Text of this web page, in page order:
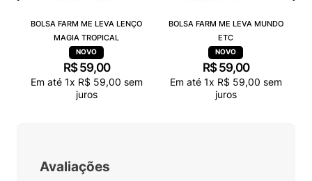
BOLSA FARM ME LEVA LENÇO
MAGIA TROPICAL
R$ 59,00
Em até 1x R$ 59,00 sem
juros
BOLSA FARM ME LEVA MUNDO
ETC
R$ 59,00
Em até 1x R$ 59,00 sem
juros
Avaliações